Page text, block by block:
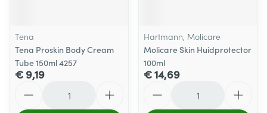
Tena
Tena Proskin Body Cream
Tube 150ml 4257
€ 9,19
Hartmann, Molicare
Molicare Skin Huidprotector
100ml
€ 14,69